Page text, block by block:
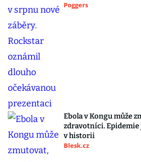
Poggers
Ebola v Kongu může
zdravotníci.
v historii
Blesk.cz